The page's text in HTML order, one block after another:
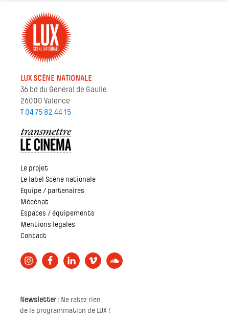
LUX SCÈNE NATIONALE
36 bd du Général de Gaulle
26000 Valence
T 04 75 82 44 15
Le projet
Le label Scène nationale
Équipe / partenaires
Mécénat
Espaces / équipements
Mentions légales
Contact
Newsletter: Ne ratez rien
de la programmation de LUX !